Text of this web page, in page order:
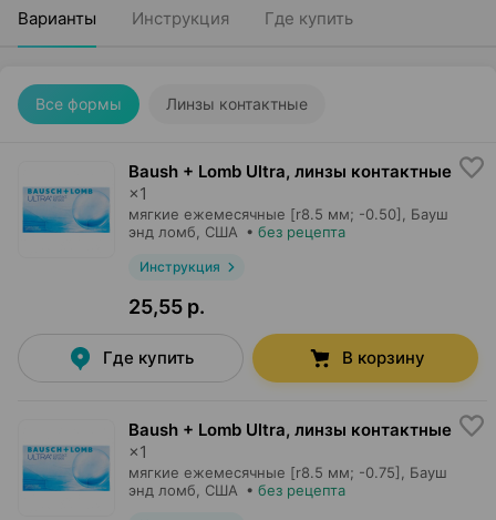
Варианты Инструкция Где купить
Все формы Линзы контактные
Baush + Lomb Ultra, линзы контактные
×1
мягкие ежемесячные [r8.5 мм; -0.50],
Бауш
энд ломб , США • без рецепта
Инструкция
25,55 р.
Где купить В корзину
Baush + Lomb Ultra, линзы контактные
×1
мягкие ежемесячные [r8.5 мм; -0.75],
Бауш
энд ломб , США • без рецепта